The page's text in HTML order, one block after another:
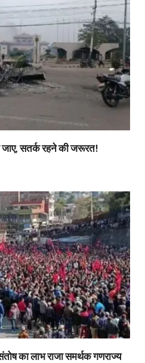
जाए, सतर्क रहने की जरूरत!
का लाभ राजा समर्थक गणराज्य